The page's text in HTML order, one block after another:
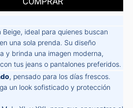
ideal para quienes buscan
una sola prenda. Su diseño
y brinda una imagen moderna,
tus jeans o pantalones preferidos.
, pensado para los días frescos.
un look sofisticado y protección